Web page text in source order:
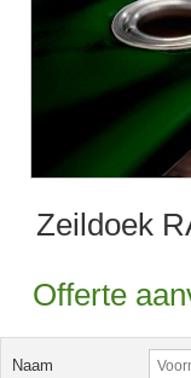
Zeildoek
Offerte
Naam